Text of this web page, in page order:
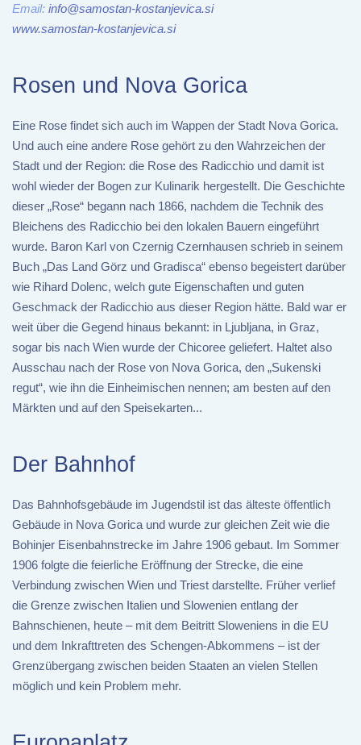
Email: info@samostan-kostanjevica.si
www.samostan-kostanjevica.si
Rosen und Nova Gorica
Eine Rose findet sich auch im Wappen der Stadt Nova Gorica.
Und auch eine andere Rose gehört zu den Wahrzeichen der
Stadt und der Region: die Rose des Radicchio und damit ist
wohl wieder der Bogen zur Kulinarik hergestellt. Die Geschichte
dieser „Rose“ begann nach 1866, nachdem die Technik des
Bleichens des Radicchio bei den lokalen Bauern eingeführt
wurde. Baron Karl von Czernig Czernhausen schrieb in seinem
Buch „Das Land Görz und Gradisca“ ebenso begeistert darüber
wie Rihard Dolenc, welch gute Eigenschaften und guten
Geschmack der Radicchio aus dieser Region hätte. Bald war er
weit über die Gegend hinaus bekannt: in Ljubljana, in Graz,
sogar bis nach Wien wurde der Chicoree geliefert. Haltet also
Ausschau nach der Rose von Nova Gorica, den „Sukenski
regut“, wie ihn die Einheimischen nennen; am besten auf den
Märkten und auf den Speisekarten...
Der Bahnhof
Das Bahnhofsgebäude im Jugendstil ist das älteste öffentlich
Gebäude in Nova Gorica und wurde zur gleichen Zeit wie die
Bohinjer Eisenbahnstrecke im Jahre 1906 gebaut. Im Sommer
1906 folgte die feierliche Eröffnung der Strecke, die eine
Verbindung zwischen Wien und Triest darstellte. Früher verlief
die Grenze zwischen Italien und Slowenien entlang der
Bahnschienen, heute – mit dem Beitritt Sloweniens in die EU
und dem Inkrafttreten des Schengen-Abkommens – ist der
Grenzübergang zwischen beiden Staaten an vielen Stellen
möglich und kein Problem mehr.